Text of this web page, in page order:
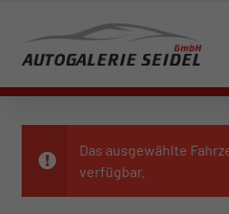
Das ausgewählte
verfügbar.